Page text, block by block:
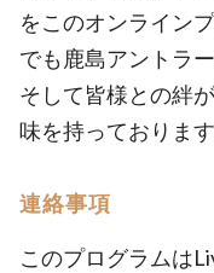
をこのオンライン
でも鹿島アントラ
そして皆様との絆
味を持っております
連絡事項
このプログラムは